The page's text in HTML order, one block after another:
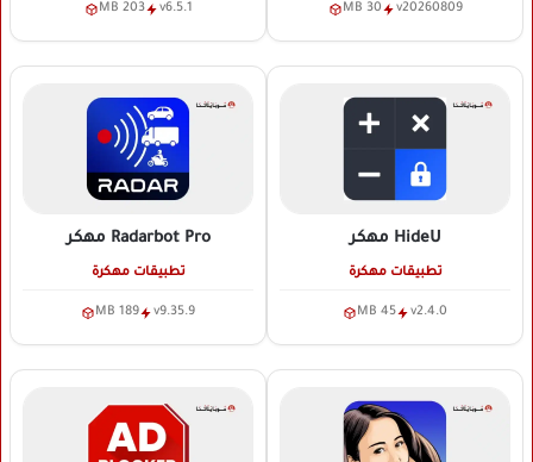
v20260809
30 MB
v6.5.1
203 MB
HideU مهكر
تطبيقات مهكرة
v2.4.0
45 MB
Radarbot Pro مهكر
تطبيقات مهكرة
v9.35.9
189 MB